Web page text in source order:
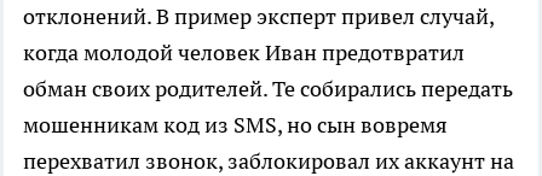
отклонений. В пример эксперт привел случай,
когда молодой человек Иван предотвратил
обман своих родителей. Те собирались передать
мошенникам код из SMS, но сын вовремя
перехватил звонок, заблокировал их аккаунт на